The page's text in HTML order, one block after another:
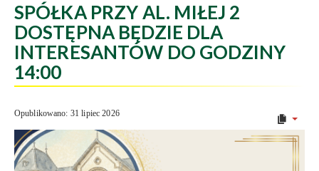
SPÓŁKA PRZY AL. MIŁEJ 2
DOSTĘPNA BĘDZIE DLA
INTERESANTÓW DO GODZINY
14:00
Opublikowano: 31 lipiec 2026